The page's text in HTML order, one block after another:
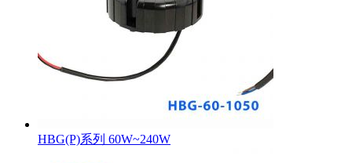
HBG(P)系列 60W~240W